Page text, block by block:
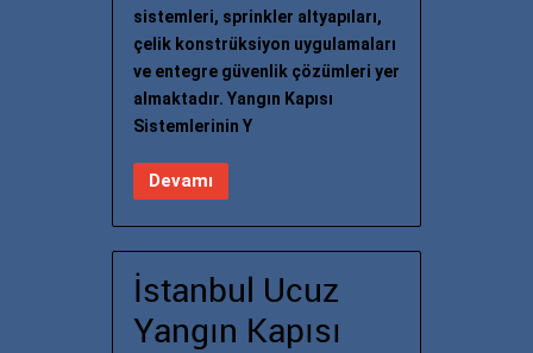
sistemleri, sprinkler altyapıları,
çelik konstrüksiyon uygulamaları
ve entegre güvenlik çözümleri yer
almaktadır. Yangın Kapısı
Sistemlerinin Y
Devamı
İstanbul Ucuz
Yangın Kapısı